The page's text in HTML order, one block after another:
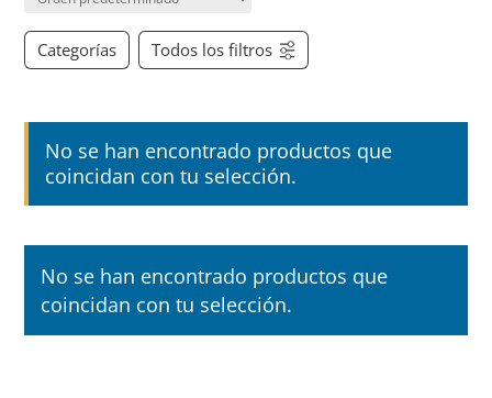
Categorías Todos los filtros
No se han encontrado productos que
coincidan con tu selección.
No se han encontrado productos que
coincidan con tu selección.